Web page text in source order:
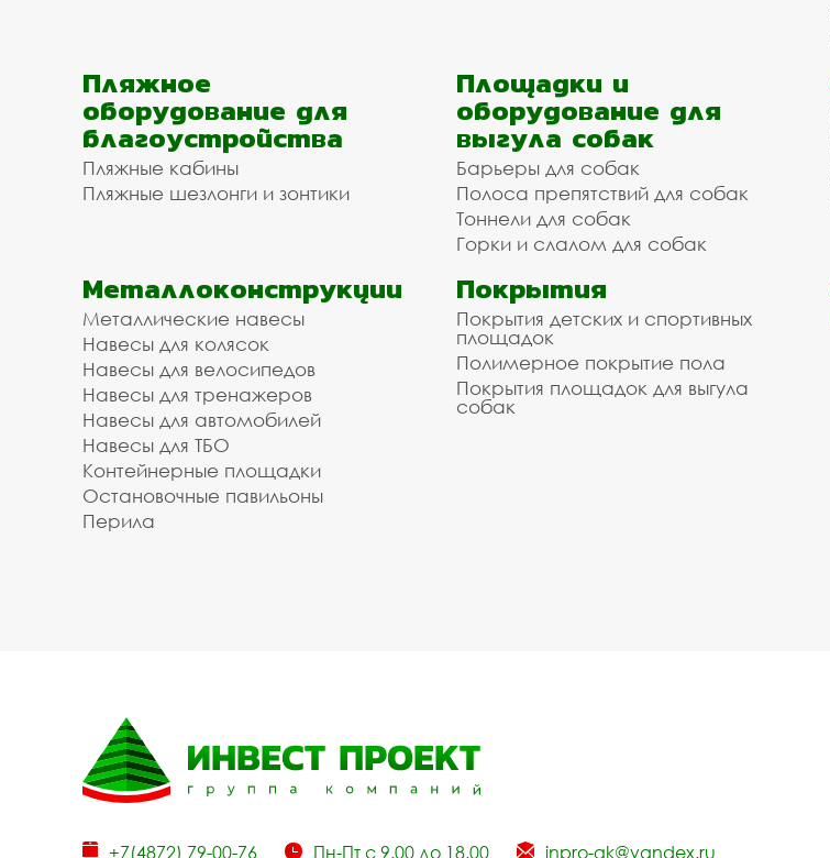
Пляжное
оборудование для
благоустройства
Пляжные кабины
Пляжные шезлонги и зонтики
Площадки и
оборудование для
выгула собак
Барьеры для собак
Полоса препятствий для собак
Тоннели для собак
Горки и слалом для собак
Металлоконструкции
Металлические навесы
Навесы для колясок
Навесы для велосипедов
Навесы для тренажеров
Навесы для автомобилей
Навесы для ТБО
Контейнерные площадки
Остановочные павильоны
Перила
Покрытия
Покрытия детских и спортивных
площадок
Полимерное покрытие пола
Покрытия площадок для выгула
собак
+7(4872) 79-00-76 Пн-Пт с 9.00 до 18.00 inpro-gk@yandex.ru